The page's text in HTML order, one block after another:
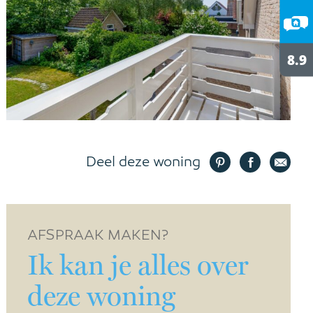
Deel deze woning
AFSPRAAK MAKEN?
Ik kan je alles over
deze woning